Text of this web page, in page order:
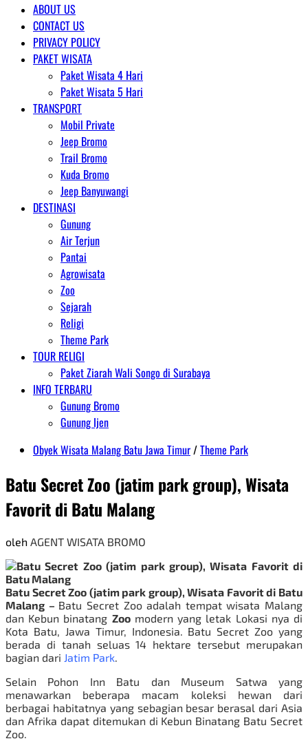
ABOUT US
CONTACT US
PRIVACY POLICY
PAKET WISATA
Paket Wisata 4 Hari
Paket Wisata 5 Hari
TRANSPORT
Mobil Private
Jeep Bromo
Trail Bromo
Kuda Bromo
Jeep Banyuwangi
DESTINASI
Gunung
Air Terjun
Pantai
Agrowisata
Zoo
Sejarah
Religi
Theme Park
TOUR RELIGI
Paket Ziarah Wali Songo di Surabaya
INFO TERBARU
Gunung Bromo
Gunung Ijen
Obyek Wisata Malang Batu Jawa Timur/Theme Park
Batu Secret Zoo (jatim park group), Wisata
Favorit di Batu Malang
oleh AGENT WISATA BROMO
Batu Secret Zoo (jatim park group), Wisata Favorit di Batu
Malang – Batu Secret Zooadalah tempat wisata Malang
dan Kebun binatang Zoomodern yang letak Lokasi nya di
Kota Batu, Jawa Timur, Indonesia. Batu Secret Zoo yang
berada di tanah seluas 14 hektare tersebut merupakan
bagian dari Jatim Park.
Selain Pohon Inn Batu dan Museum Satwa yang
menawarkan beberapa macam koleksi hewan dari
berbagai habitatnya yang sebagian besar berasal dari Asia
dan Afrika dapat ditemukan di Kebun Binatang Batu Secret
Zoo.